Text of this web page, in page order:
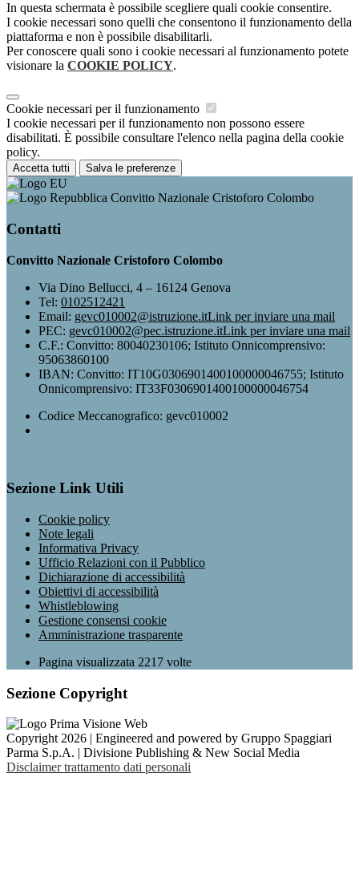
In questa schermata è possibile scegliere quali cookie consentire.
I cookie necessari sono quelli che consentono il funzionamento della
piattaforma e non è possibile disabilitarli.
Per conoscere quali sono i cookie necessari al funzionamento potete
visionare la COOKIE POLICY.
Cookie necessari per il funzionamento
I cookie necessari per il funzionamento non possono essere
disabilitati. È possibile consultare l'elenco nella pagina della cookie
policy.
Accetta tutti Salva le preferenze
Convitto Nazionale Cristoforo Colombo
Contatti
Convitto Nazionale Cristoforo Colombo
Via Dino Bellucci, 4 – 16124 Genova
Tel: 0102512421
Email: gevc010002@istruzione.itLink per inviare una mail
PEC: gevc010002@pec.istruzione.itLink per inviare una mail
C.F.: Convitto: 80040230106; Istituto Onnicomprensivo:
95063860100
IBAN: Convitto: IT10G0306901400100000046755; Istituto
Onnicomprensivo: IT33F0306901400100000046754
Codice Meccanografico: gevc010002
Sezione Link Utili
Cookie policy
Note legali
Informativa Privacy
Ufficio Relazioni con il Pubblico
Dichiarazione di accessibilità
Obiettivi di accessibilità
Whistleblowing
Gestione consensi cookie
Amministrazione trasparente
Pagina visualizzata 2217 volte
Sezione Copyright
Copyright 2026 | Engineered and powered by Gruppo Spaggiari
Parma S.p.A. | Divisione Publishing & New Social Media
Disclaimer trattamento dati personali